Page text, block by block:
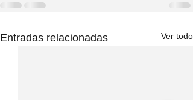
Entradas relacionadas Ver todo